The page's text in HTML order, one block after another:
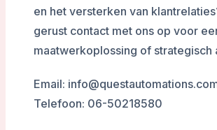
en het versterken van
gerust contact met ons op voor
maatwerkoplossing of strategisch
Email:
Telefoon: 06-50218580